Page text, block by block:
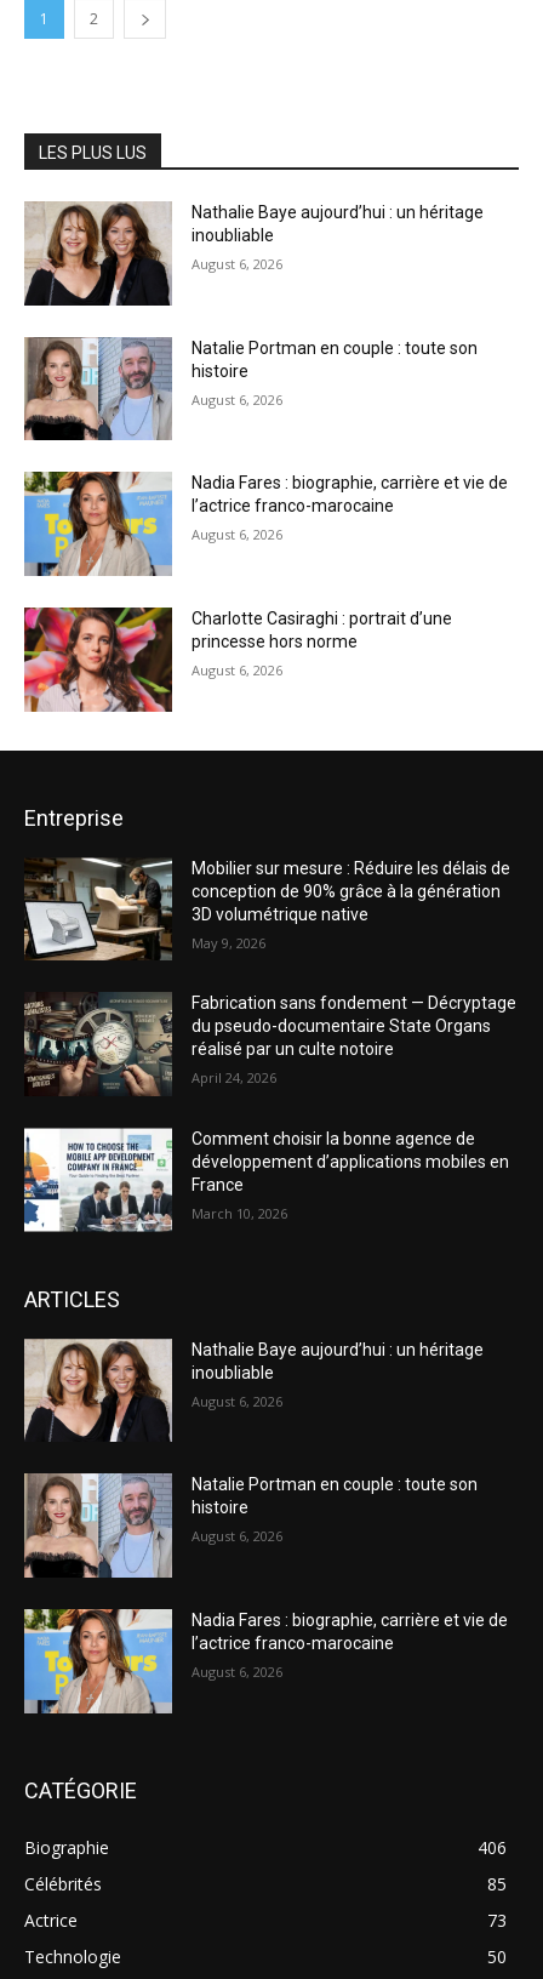
1 2
LES PLUS LUS
Nathalie Baye aujourd’hui : un héritage
inoubliable
August 6, 2026
Natalie Portman en couple : toute son
histoire
August 6, 2026
Nadia Fares : biographie, carrière et vie de
l’actrice franco-marocaine
August 6, 2026
Charlotte Casiraghi : portrait d’une
princesse hors norme
August 6, 2026
Entreprise
Mobilier sur mesure : Réduire les délais de
conception de 90% grâce à la génération
3D volumétrique native
May 9, 2026
Fabrication sans fondement — Décryptage
du pseudo-documentaire State Organs
réalisé par un culte notoire
April 24, 2026
Comment choisir la bonne agence de
développement d’applications mobiles en
France
March 10, 2026
ARTICLES
Nathalie Baye aujourd’hui : un héritage
inoubliable
August 6, 2026
Natalie Portman en couple : toute son
histoire
August 6, 2026
Nadia Fares : biographie, carrière et vie de
l’actrice franco-marocaine
August 6, 2026
CATÉGORIE
Biographie
406
Célébrités
85
Actrice
73
Technologie
50